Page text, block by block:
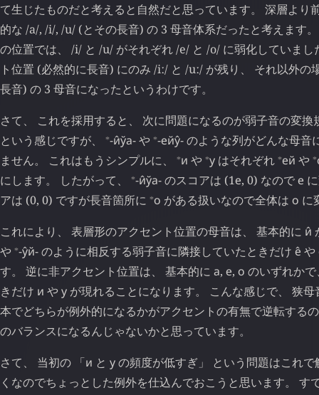
て生じたものだと考えると自然だと思っています。 深層より
的な /a/, /i/, /u/ (とその長音) の 3 母音体系だったと考えます
の位置では、 /i/ と /u/ がそれぞれ /e/ と /o/ に弱化していまし
ト位置 (必然的に長音) にのみ /iː/ と /uː/ が残り、 それ以外
長音) の 3 母音になったというわけです。
さて、 これを採用すると、 次に問題になるのが弱子音の変
という感じですが、
⁎-и̂ўа-や ⁎-ейу̂-のような列がどんな母音
ません。 これはもうシンプルに、
⁎и や ⁎у はそれぞれ ⁎ей や ⁎
にします。 したがって、
⁎-и̂ўа-のスコアは (1е, 0) なのでе
アは (0, 0) ですが長音箇所に ⁎о がある扱いなので全体は о に
これにより、 表層形のアクセント位置の母音は、 基本的に и̂
や ⁎-у̂й-のように相反する弱子音に隣接していたときだけ е̂ や
す。 逆に非アクセント位置は、 基本的に а, е, о のいずれか
きだけ и やу が現れることになります。 こんな感じで、 狭
本でどちらが例外的になるかがアクセントの有無で逆転する
のバランスになるんじゃないかと思っています。
さて、 当初の 「и と уの頻度が低すぎ」 という問題はこれ
くなのでちょっとした例外を仕込んでおこうと思います。 す